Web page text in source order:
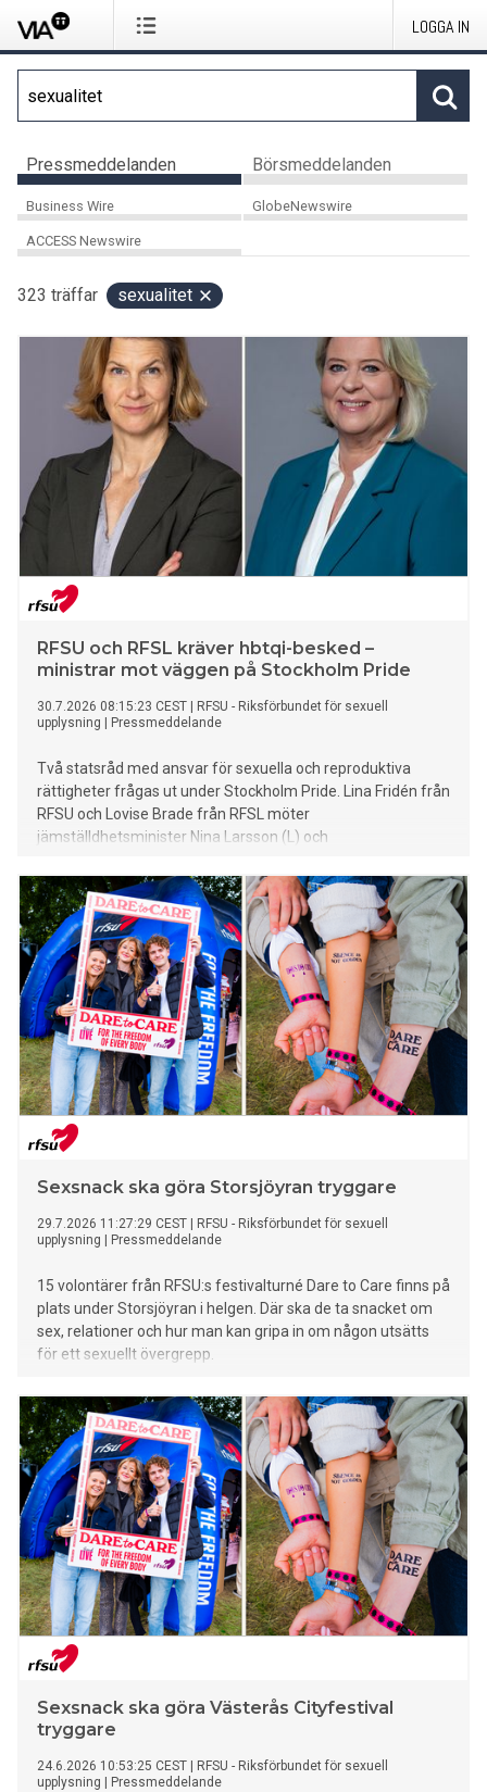
LOGGA IN
Pressmeddelanden Börsmeddelanden
Business Wire GlobeNewswire
ACCESS Newswire
323 träffar sexualitet
RFSU och RFSL kräver hbtqi-besked –
ministrar mot väggen på Stockholm Pride
30.7.2026 08:15:23 CEST
RFSU - Riksförbundet för sexuell
upplysning
Pressmeddelande
Två statsråd med ansvar för sexuella och reproduktiva
rättigheter frågas ut under Stockholm Pride. Lina Fridén från
RFSU och Lovise Brade från RFSL möter
jämställdhetsminister Nina Larsson (L) och
Sexsnack ska göra Storsjöyran tryggare
29.7.2026 11:27:29 CEST
RFSU - Riksförbundet för sexuell
upplysning
Pressmeddelande
15 volontärer från RFSU:s festivalturné Dare to Care finns på
plats under Storsjöyran i helgen. Där ska de ta snacket om
sex, relationer och hur man kan gripa in om någon utsätts
för ett sexuellt övergrepp.
Sexsnack ska göra Västerås Cityfestival
tryggare
24.6.2026 10:53:25 CEST
RFSU - Riksförbundet för sexuell
upplysning
Pressmeddelande